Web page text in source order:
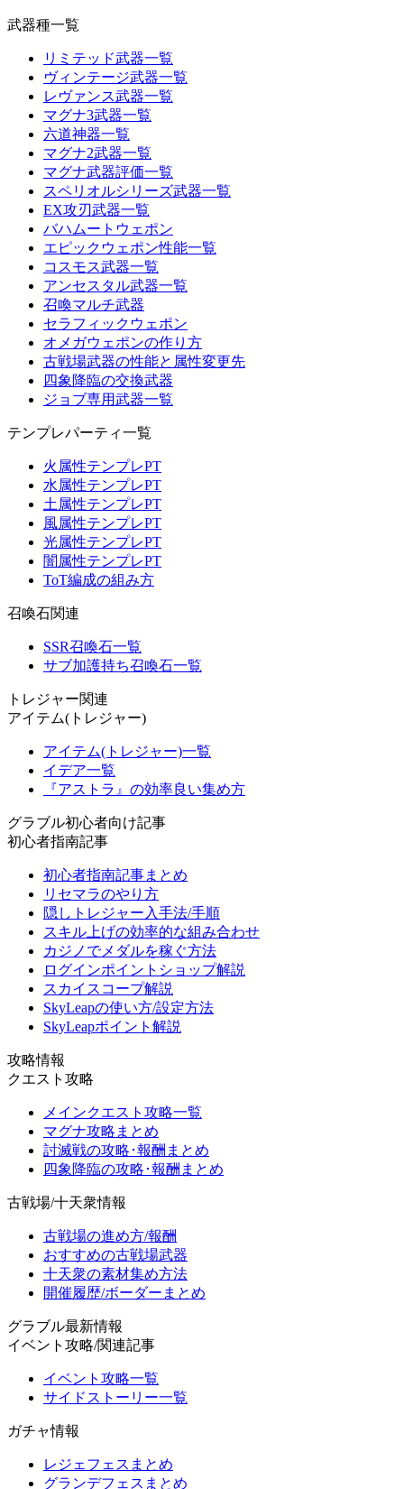
武器種一覧
リミテッド武器一覧
ヴィンテージ武器一覧
レヴァンス武器一覧
マグナ3武器一覧
六道神器一覧
マグナ2武器一覧
マグナ武器評価一覧
スペリオルシリーズ武器一覧
EX攻刃武器一覧
バハムートウェポン
エピックウェポン性能一覧
コスモス武器一覧
アンセスタル武器一覧
召喚マルチ武器
セラフィックウェポン
オメガウェポンの作り方
古戦場武器の性能と属性変更先
四象降臨の交換武器
ジョブ専用武器一覧
テンプレパーティ一覧
火属性テンプレPT
水属性テンプレPT
土属性テンプレPT
風属性テンプレPT
光属性テンプレPT
闇属性テンプレPT
ToT編成の組み方
召喚石関連
SSR召喚石一覧
サブ加護持ち召喚石一覧
トレジャー関連
アイテム(トレジャー)
アイテム(トレジャー)一覧
イデア一覧
『アストラ』の効率良い集め方
グラブル初心者向け記事
初心者指南記事
初心者指南記事まとめ
リセマラのやり方
隠しトレジャー入手法/手順
スキル上げの効率的な組み合わせ
カジノでメダルを稼ぐ方法
ログインポイントショップ解説
スカイスコープ解説
SkyLeapの使い方/設定方法
SkyLeapポイント解説
攻略情報
クエスト攻略
メインクエスト攻略一覧
マグナ攻略まとめ
討滅戦の攻略･報酬まとめ
四象降臨の攻略･報酬まとめ
古戦場/十天衆情報
古戦場の進め方/報酬
おすすめの古戦場武器
十天衆の素材集め方法
開催履歴/ボーダーまとめ
グラブル最新情報
イベント攻略/関連記事
イベント攻略一覧
サイドストーリー一覧
ガチャ情報
レジェフェスまとめ
グランデフェスまとめ